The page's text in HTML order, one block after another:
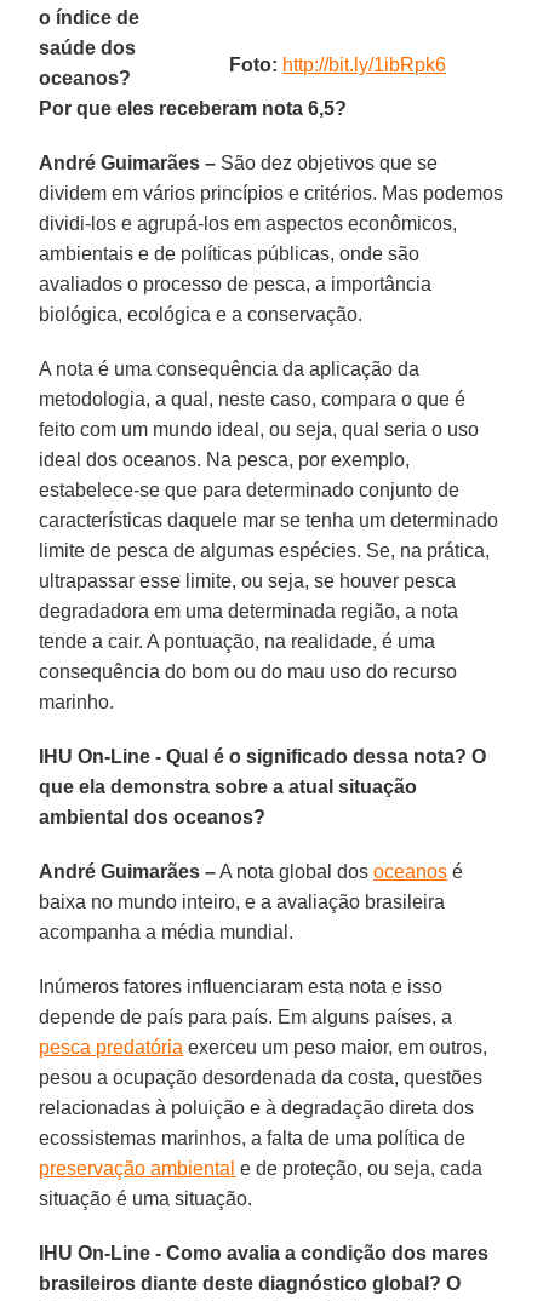
Foto: http://bit.ly/1ibRpk6
o índice de
saúde dos
oceanos?
Por que eles receberam nota 6,5?
André Guimarães – São dez objetivos que se
dividem em vários princípios e critérios. Mas podemos
dividi-los e agrupá-los em aspectos econômicos,
ambientais e de políticas públicas, onde são
avaliados o processo de pesca, a importância
biológica, ecológica e a conservação.
A nota é uma consequência da aplicação da
metodologia, a qual, neste caso, compara o que é
feito com um mundo ideal, ou seja, qual seria o uso
ideal dos oceanos. Na pesca, por exemplo,
estabelece-se que para determinado conjunto de
características daquele mar se tenha um determinado
limite de pesca de algumas espécies. Se, na prática,
ultrapassar esse limite, ou seja, se houver pesca
degradadora em uma determinada região, a nota
tende a cair. A pontuação, na realidade, é uma
consequência do bom ou do mau uso do recurso
marinho.
IHU On-Line - Qual é o significado dessa nota? O
que ela demonstra sobre a atual situação
ambiental dos oceanos?
André Guimarães –A nota global dosoceanos é
baixa no mundo inteiro, e a avaliação brasileira
acompanha a média mundial.
Inúmeros fatores influenciaram esta nota e isso
depende de país para país. Em alguns países, a
pesca predatória exerceu um peso maior, em outros,
pesou a ocupação desordenada da costa, questões
relacionadas à poluição e à degradação direta dos
ecossistemas marinhos, a falta de uma política de
preservação ambiental e de proteção, ou seja, cada
situação é uma situação.
IHU On-Line - Como avalia a condição dos mares
brasileiros diante deste diagnóstico global? O